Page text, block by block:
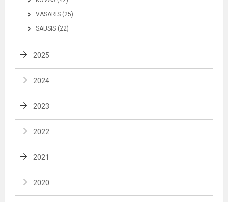
VASARIS (25)
SAUSIS (22)
2025
2024
2023
2022
2021
2020